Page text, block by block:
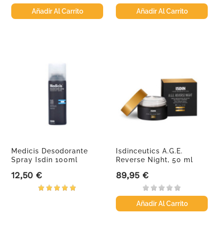
Añadir Al Carrito Añadir Al Carrito
Medicis Desodorante
Spray Isdin 100ml
Precio
12,50 €
Isdinceutics A.G.E.
Reverse Night, 50 ml
Precio
89,95 €
Añadir Al Carrito